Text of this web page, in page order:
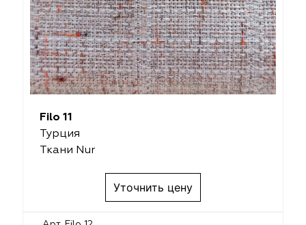
Filo 11
Турция
Ткани Nur
Уточнить цену